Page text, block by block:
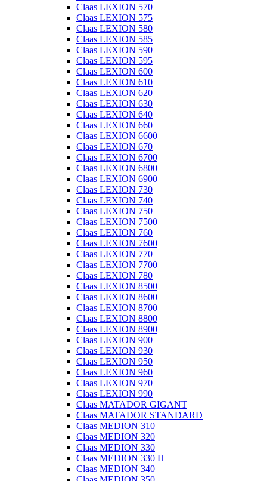
Claas LEXION 570
Claas LEXION 575
Claas LEXION 580
Claas LEXION 585
Claas LEXION 590
Claas LEXION 595
Claas LEXION 600
Claas LEXION 610
Claas LEXION 620
Claas LEXION 630
Claas LEXION 640
Claas LEXION 660
Claas LEXION 6600
Claas LEXION 670
Claas LEXION 6700
Claas LEXION 6800
Claas LEXION 6900
Claas LEXION 730
Claas LEXION 740
Claas LEXION 750
Claas LEXION 7500
Claas LEXION 760
Claas LEXION 7600
Claas LEXION 770
Claas LEXION 7700
Claas LEXION 780
Claas LEXION 8500
Claas LEXION 8600
Claas LEXION 8700
Claas LEXION 8800
Claas LEXION 8900
Claas LEXION 900
Claas LEXION 930
Claas LEXION 950
Claas LEXION 960
Claas LEXION 970
Claas LEXION 990
Claas MATADOR GIGANT
Claas MATADOR STANDARD
Claas MEDION 310
Claas MEDION 320
Claas MEDION 330
Claas MEDION 330 H
Claas MEDION 340